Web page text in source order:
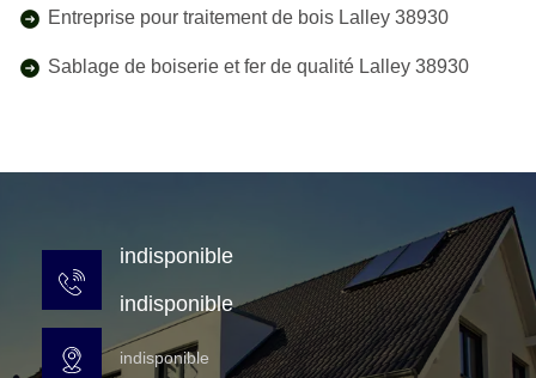
Entreprise pour traitement de bois Lalley 38930
Sablage de boiserie et fer de qualité Lalley 38930
indisponible
indisponible
indisponible